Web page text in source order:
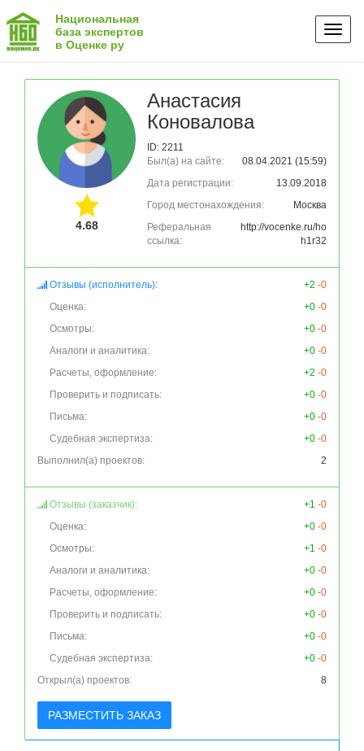
Национальная
база экспертов
в Оценке ру
4.68
Анастасия
Коновалова
ID: 2211
Был(а) на сайте:
08.04.2021 (15:59)
Дата регистрации:
13.09.2018
Город местонахождения:
Москва
Реферальная
ссылка:
http://vocenke.ru/ho
h1r32
Отзывы (исполнитель): +2 -0
Оценка:
+0 -0
Осмотры:
+0 -0
Аналоги и аналитика:
+0 -0
Расчеты, оформление:
+2 -0
Проверить и подписать:
+0 -0
Письма:
+0 -0
Судебная экспертиза:
+0 -0
Выполнил(а) проектов:
2
Отзывы (заказчик): +1 -0
Оценка:
+0 -0
Осмотры:
+1 -0
Аналоги и аналитика:
+0 -0
Расчеты, оформление:
+0 -0
Проверить и подписать:
+0 -0
Письма:
+0 -0
Судебная экспертиза:
+0 -0
Открыл(а) проектов:
8
РАЗМЕСТИТЬ ЗАКАЗ